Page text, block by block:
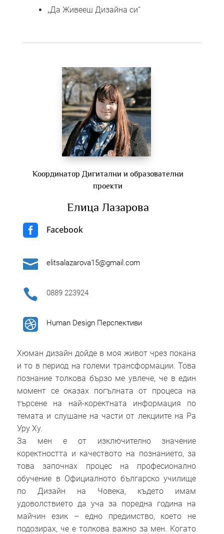
„Да Живееш Дизайна си“
Координатор Дигитални и образователни
проекти
Елица Лазарова
 Facebook
 elitsalazarova15@gmail.com
 0889 223924
 Human Design Перспективи
Хюман дизайн дойде в моя живот чрез покана
и то в период на големи трансформации. Това
познание толкова бързо ме увлече, че в един
момент се оказах погълната от процеса на
търсене на най-коректната информация по
темата и слушане на части от лекциите на Ра
Уру Ху.
За мен е от изключително значение
коректността и качеството на познанието, за
това започнах процес на професионално
обучение в Официалното българско училище
по Дизайн на Човека, където имам
удоволствието да уча за поредна година на
майчин език – едно предимство, което не
подозирах, че е толкова важно за мен. Когато